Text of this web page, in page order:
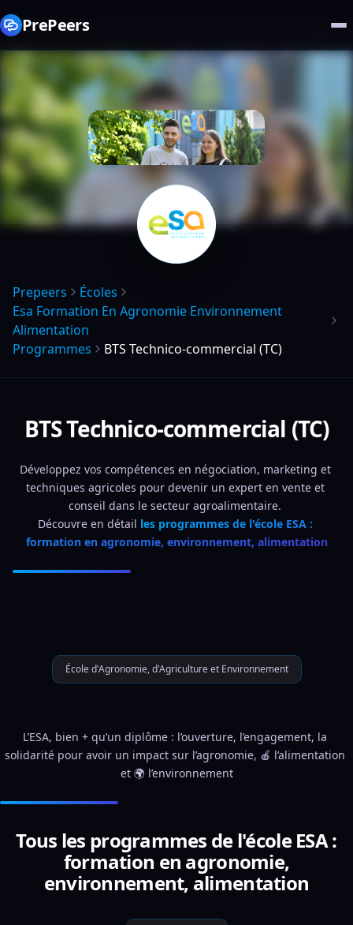
PrePeers
Prepeers
Écoles
Esa Formation En Agronomie Environnement
Alimentation
Programmes
BTS Technico-commercial (TC)
BTS Technico-commercial (TC)
Développez vos compétences en négociation, marketing et
techniques agricoles pour devenir un expert en vente et
conseil dans le secteur agroalimentaire.
Découvre en détail les programmes de l'école ESA :
formation en agronomie, environnement, alimentation
École d'Agronomie, d'Agriculture et Environnement
L’ESA, bien + qu’un diplôme : l’ouverture, l’engagement, la
solidarité pour avoir un impact sur l’agronomie, 🍎 l’alimentation
et 🌍 l’environnement
Tous les programmes de l'école ESA :
formation en agronomie,
environnement, alimentation